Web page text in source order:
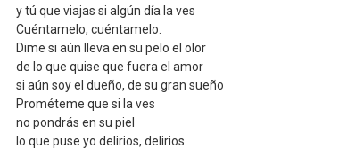
y tú que viajas si algún día la ves
Cuéntamelo, cuéntamelo.
Dime si aún lleva en su pelo el olor
de lo que quise que fuera el amor
si aún soy el dueño, de su gran sueño
Prométeme que si la ves
no pondrás en su piel
lo que puse yo delirios, delirios.